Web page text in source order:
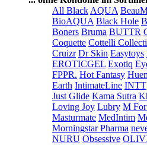
All Black AQUA
BioAQUA Black Hole
Boners Bruma BUTTR
Coquette Cottelli
Cruizr Dr Skin Easytoys
EROTICGEL Exotiq
FPPR. Hot Fantasy
Earth IntimateLine INTT
Just Glide Kama Sutra
Loving Joy Lubry M
Masturmate MedIntim
Morningstar Pharma
NURU Obsessive